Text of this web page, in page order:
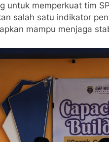
untuk memperkuat tim
salah satu indikator
mampu menjaga